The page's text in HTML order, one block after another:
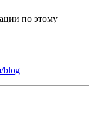
по этому
blog